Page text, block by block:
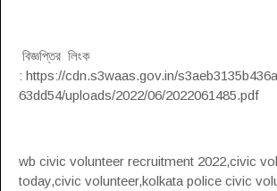
বিজ্ঞপ্তির লিংক
: https://cdn.s3waas.gov.in/
63dd54/uploads/2022/06/2022061485.pdf
wb civic volunteer recruitment 2022,civic
today,civic volunteer,kolkata police civic